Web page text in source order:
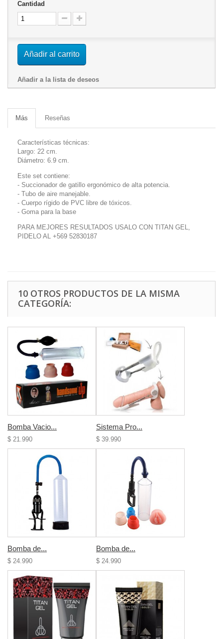
Cantidad
Añadir al carrito
Añadir a la lista de deseos
Más Reseñas
Características técnicas:
Largo: 22 cm.
Diámetro: 6.9 cm.
Este set contiene:
- Succionador de gatillo ergonómico de alta potencia.
- Tubo de aire manejable.
- Cuerpo rígido de PVC libre de tóxicos.
- Goma para la base
PARA MEJORES RESULTADOS USALO CON TITAN GEL,
PIDELO AL +569 52830187
10 OTROS PRODUCTOS DE LA MISMA
CATEGORÍA:
Bomba Vacio...
$ 21.990
Sistema Pro...
$ 39.990
Bomba de...
$ 24.990
Bomba de...
$ 24.990